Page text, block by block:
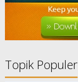
Topik Populer